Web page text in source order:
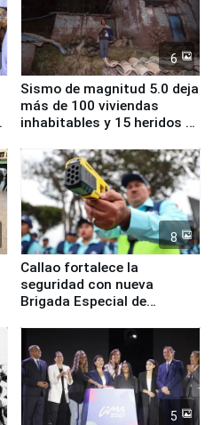
6
Sismo de magnitud 5.0 deja
más de 100 viviendas
inhabitables y 15 heridos en
8
Callao fortalece la
seguridad con nueva
Brigada Especial de
equipamiento para
Serenazgo
5